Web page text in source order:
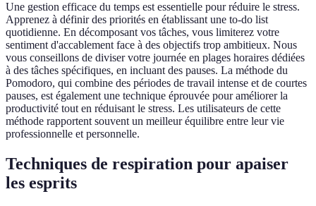
Une gestion efficace du temps est essentielle pour réduire le stress.
Apprenez à définir des priorités en établissant une to-do list
quotidienne. En décomposant vos tâches, vous limiterez votre
sentiment d'accablement face à des objectifs trop ambitieux. Nous
vous conseillons de diviser votre journée en plages horaires dédiées
à des tâches spécifiques, en incluant des pauses. La méthode du
Pomodoro, qui combine des périodes de travail intense et de courtes
pauses, est également une technique éprouvée pour améliorer la
productivité tout en réduisant le stress. Les utilisateurs de cette
méthode rapportent souvent un meilleur équilibre entre leur vie
professionnelle et personnelle.
Techniques de respiration pour apaiser
les esprits